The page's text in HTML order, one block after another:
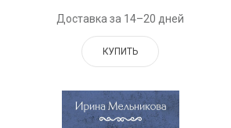
Доставка за 14–20 дней
КУПИТЬ